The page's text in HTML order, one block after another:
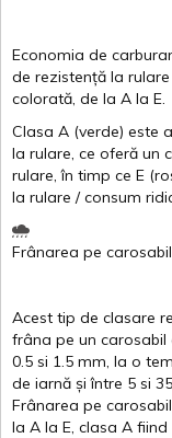
Economia de
de rezistență la rulare
colorată, de la A la E.
Clasa A (verde) este
la rulare, ce oferă un
rulare,în timp ce E (
la rulare /consum
Frânarea pe carosabil
Acest tip de clasare
frâna pe un carosabil
0.5 si 1.5 mm, la o
de iarnă și între 5 si
Frânarea pe carosabil
la A la E, clasa A fiind